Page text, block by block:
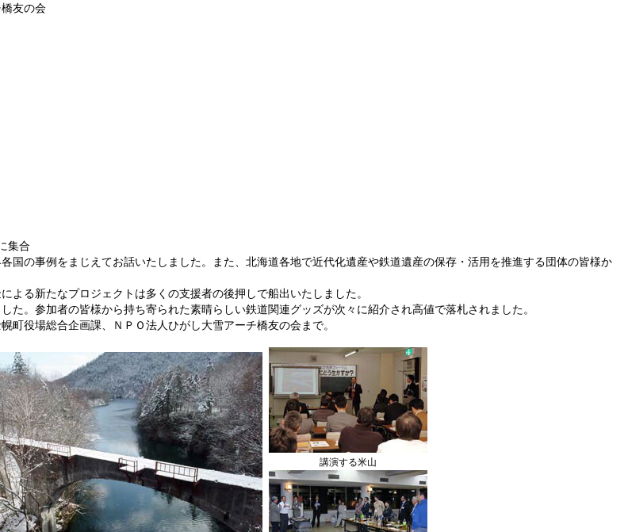
友の会
集合
国の事例をまじえてお話いたしました。また、北海道各地で近代化遺産や鉄道遺産の保存・活用を推進する団体の皆様か
よる新たなプロジェクトは多くの支援者の後押しで船出いたしました。
。参加者の皆様から持ち寄られた素晴らしい鉄道関連グッズが次々に紹介され高値で落札されました。
役場総合企画課、ＮＰＯ法人ひがし大雪アーチ橋友の会まで。
講演する米山